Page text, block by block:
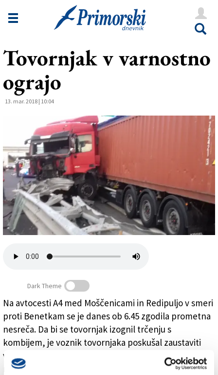
Novice
Goriška
Šport
Vreme
V Kioskih
Uredništvo
Oglasi
Založnik
Tovornjak v varnostno
ograjo
13. mar. 2018 | 10:04
Tovornjak v varnostno ograjo
Dark Theme
Na avtocesti A4 med Moščenicami in Redipuljo v smeri
proti Benetkam se je danes ob 6.45 zgodila prometna
nesreča. Da bi se tovornjak izognil trčenju s
kombijem, je voznik tovornjaka poskušal zaustaviti
vozilo, trčil pa je v varnostno ograjo ob cesti. Zaradi
nesreče je bil promet na avtocesti v nadaljnjih urah